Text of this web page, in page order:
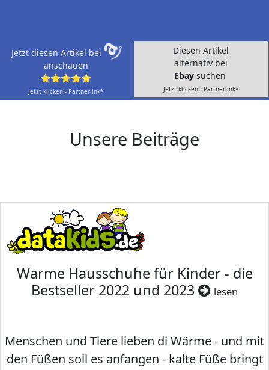
Jetzt diesen Artikel bei
anschauen
⭐⭐⭐⭐⭐
Jetzt klicken!- Partnerlink*
Diesen Artikel
alternativ bei
Ebay suchen
Jetzt klicken!- Partnerlink*
Unsere Beiträge
Warme Hausschuhe für Kinder - die
Bestseller 2022 und 2023
lesen
Menschen und Tiere lieben di Wärme - und mit
den Füßen soll es anfangen - kalte Füße bringt